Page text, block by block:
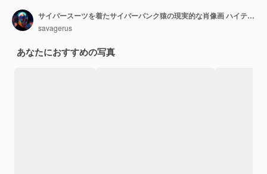
サイバースーツを着たサイバーパンク猿の現実的な肖像画 ハイテクフューチャリストの猿
savagerus
あなたにおすすめの写真